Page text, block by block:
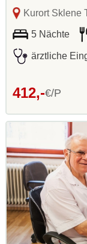
Kurort Sklene
5 Nächte
ärztliche
412,-€/P